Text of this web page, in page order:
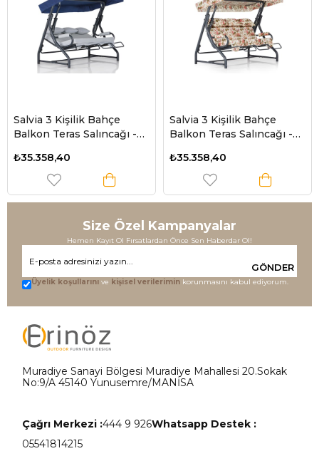
Salvia 3 Kişilik Bahçe
Balkon Teras Salıncağı -
Tente: Lacivert
₺35.358,40
Salvia 3 Kişilik Bahçe
Balkon Teras Salıncağı -
₺35.358,40
Size Özel Kampanyalar
Hemen Kayıt Ol Fırsatlardan Önce Sen Haberdar Ol!
GÖNDER
Üyelik koşullarını ve kişisel verilerimin korunmasını kabul ediyorum.
Muradiye Sanayi Bölgesi Muradiye Mahallesi 20.Sokak
No:9/A 45140 Yunusemre/MANİSA
Çağrı Merkezi :444 9 926Whatsapp Destek :
05541814215